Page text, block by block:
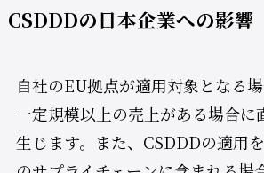
CSDDDの日本企業への影響
自社のEU拠点が適用対象となる
一定規模以上の売上がある場合に
生じます。また、CSDDDの適用